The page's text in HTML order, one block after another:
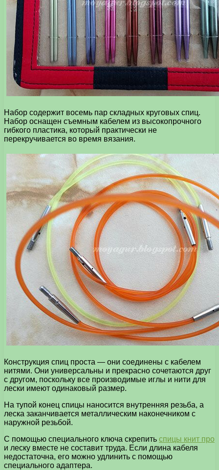
Набор содержит восемь пар складных круговых спиц.
Набор оснащен съемным кабелем из высокопрочного
гибкого пластика, который практически не
перекручивается во время вязания.
Конструкция спиц проста — они соединены с кабелем
нитями. Они универсальны и прекрасно сочетаются друг
с другом, поскольку все производимые иглы и нити для
лески имеют одинаковый размер.
На тупой конец спицы наносится внутренняя резьба, а
леска заканчивается металлическим наконечником с
наружной резьбой.
С помощью специального ключа скрепить спицы книт про
и леску вместе не составит труда. Если длина кабеля
недостаточна, его можно удлинить с помощью
специального адаптера.